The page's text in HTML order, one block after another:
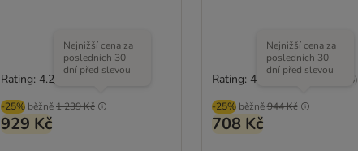
-25% běžně1 239 Kč
Nejnižší cena za
posledních 30
dní před slevou
929 Kč
Rating: 4.2/5
-25% běžně944 Kč
Nejnižší cena za
posledních 30
dní před slevou
708 Kč
Rating: 4.2/5 15)